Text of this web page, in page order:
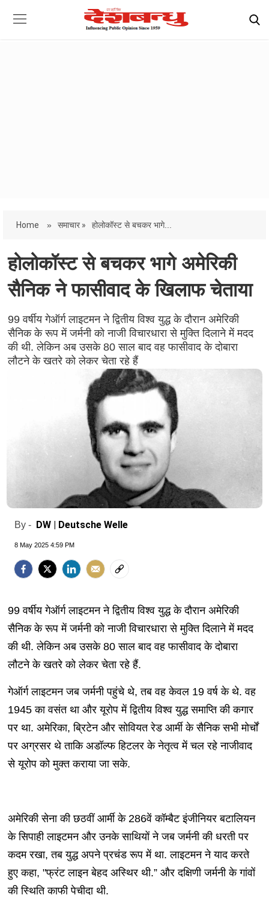
Home » समाचार » होलोकॉस्ट से बचकर भागे...
होलोकॉस्ट से बचकर भागे अमेरिकी
सैनिक ने फासीवाद के खिलाफ चेताया
99 वर्षीय गेऑर्ग लाइटमन ने द्वितीय विश्व युद्ध के दौरान अमेरिकी
सैनिक के रूप में जर्मनी को नाजी विचारधारा से मुक्ति दिलाने में मदद
की थी. लेकिन अब उसके 80 साल बाद वह फासीवाद के दोबारा
लौटने के खतरे को लेकर चेता रहे हैं
By - DW | Deutsche Welle
8 May 2025 4:59 PM
99 वर्षीय गेऑर्ग लाइटमन ने द्वितीय विश्व युद्ध के दौरान अमेरिकी
सैनिक के रूप में जर्मनी को नाजी विचारधारा से मुक्ति दिलाने में मदद
की थी. लेकिन अब उसके 80 साल बाद वह फासीवाद के दोबारा
लौटने के खतरे को लेकर चेता रहे हैं.
गेऑर्ग लाइटमन जब जर्मनी पहुंचे थे, तब वह केवल 19 वर्ष के थे. वह
1945 का वसंत था और यूरोप में द्वितीय विश्व युद्ध समाप्ति की कगार
पर था. अमेरिका, ब्रिटेन और सोवियत रेड आर्मी के सैनिक सभी मोर्चों
पर अग्रसर थे ताकि अडॉल्फ हिटलर के नेतृत्व में चल रहे नाजीवाद
से यूरोप को मुक्त कराया जा सके.
अमेरिकी सेना की छठवीं आर्मी के 286वें कॉम्बैट इंजीनियर बटालियन
के सिपाही लाइटमन और उनके साथियों ने जब जर्मनी की धरती पर
कदम रखा, तब युद्ध अपने प्रचंड रूप में था. लाइटमन ने याद करते
हुए कहा, "फ्रंट लाइन बेहद अस्थिर थी.” और दक्षिणी जर्मनी के गांवों
की स्थिति काफी पेचीदा थी.